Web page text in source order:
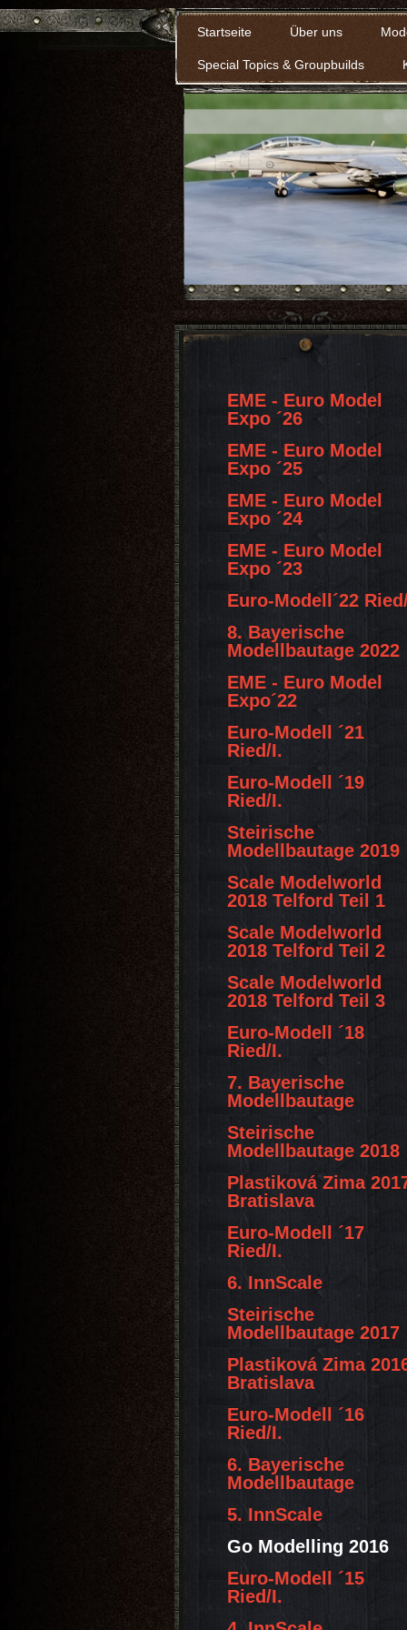
Startseite Über uns
Special Topics & Groupbuilds
EME - Euro Model
Expo ´26
EME - Euro Model
Expo ´25
EME - Euro Model
Expo ´24
EME - Euro Model
Expo ´23
Euro-Modell´22
8. Bayerische
Modellbautage 2022
EME - Euro Model
Expo´22
Euro-Modell ´21
Ried/I.
Euro-Modell ´19
Ried/I.
Steirische
Modellbautage 2019
Scale Modelworld
2018 Telford Teil 1
Scale Modelworld
2018 Telford Teil 2
Scale Modelworld
2018 Telford Teil 3
Euro-Modell ´18
Ried/I.
7. Bayerische
Modellbautage
Steirische
Modellbautage 2018
Plastiková Zima
Bratislava
Euro-Modell ´17
Ried/I.
6. InnScale
Steirische
Modellbautage 2017
Plastiková Zima
Bratislava
Euro-Modell ´16
Ried/I.
6. Bayerische
Modellbautage
5. InnScale
Go Modelling 2016
Euro-Modell ´15
Ried/I.